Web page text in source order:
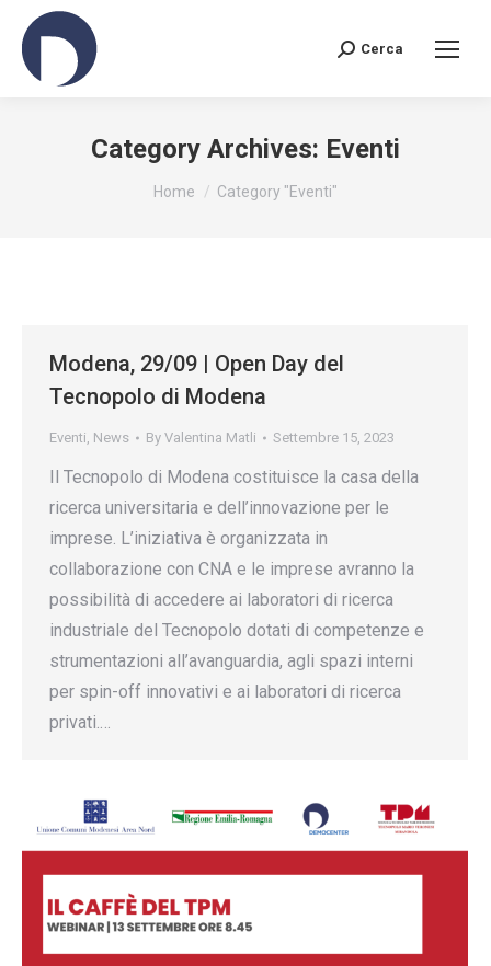
Search:
Cerca
Category Archives: Eventi
You are here:
Home Category "Eventi"
Modena, 29/09 | Open Day del
Tecnopolo di Modena
Eventi, News By Valentina Matli Settembre 15, 2023
Il Tecnopolo di Modena costituisce la casa della
ricerca universitaria e dell’innovazione per le
imprese. L’iniziativa è organizzata in
collaborazione con CNA e le imprese avranno la
possibilità di accedere ai laboratori di ricerca
industriale del Tecnopolo dotati di competenze e
strumentazioni all’avanguardia, agli spazi interni
per spin-off innovativi e ai laboratori di ricerca
privati.…